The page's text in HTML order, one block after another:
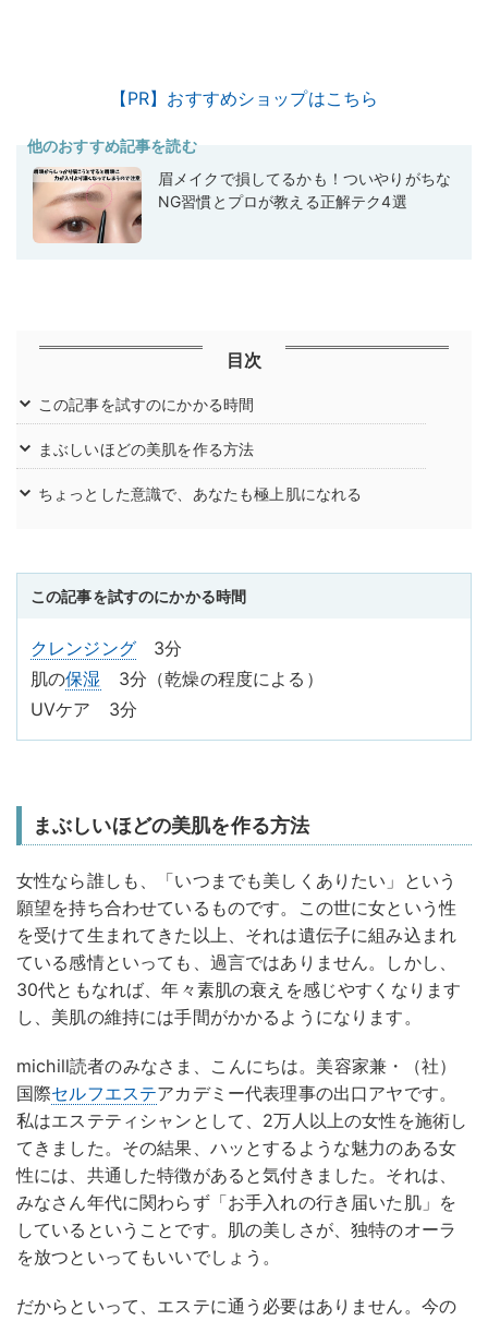
【PR】おすすめショップはこちら
他のおすすめ記事を読む
眉メイクで損してるかも！ついやりがちな
NG習慣とプロが教える正解テク4選
目次
この記事を試すのにかかる時間
まぶしいほどの美肌を作る方法
ちょっとした意識で、あなたも極上肌になれる
この記事を試すのにかかる時間
クレンジング3分
肌の保湿 3分（乾燥の程度による）
UVケア 3分
まぶしいほどの美肌を作る方法
女性なら誰しも、「いつまでも美しくありたい」という
願望を持ち合わせているものです。この世に女という性
を受けて生まれてきた以上、それは遺伝子に組み込まれ
ている感情といっても、過言ではありません。しかし、
30代ともなれば、年々素肌の衰えを感じやすくなります
し、美肌の維持には手間がかかるようになります。
michill読者のみなさま、こんにちは。美容家兼・（社）
国際セルフエステアカデミー代表理事の出口アヤです。
私はエステティシャンとして、2万人以上の女性を施術し
てきました。その結果、ハッとするような魅力のある女
性には、共通した特徴があると気付きました。それは、
みなさん年代に関わらず「お手入れの行き届いた肌」を
しているということです。肌の美しさが、独特のオーラ
を放つといってもいいでしょう。
だからといって、エステに通う必要はありません。今の